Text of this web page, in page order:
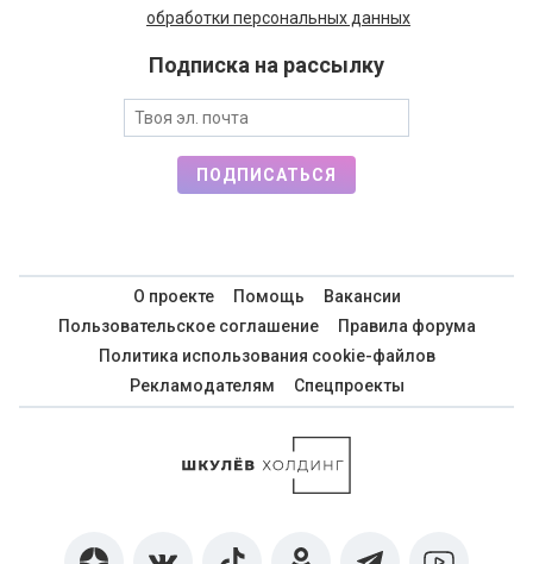
обработки персональных данных
Подписка на рассылку
ПОДПИСАТЬСЯ
О проекте Помощь
Вакансии
Пользовательское соглашение
Правила форума
Политика использования cookie-файлов
Рекламодателям
Спецпроекты